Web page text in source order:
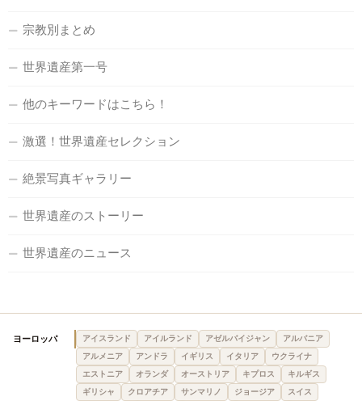
宗教別まとめ
世界遺産第一号
他のキーワードはこちら！
激選！世界遺産セレクション
絶景写真ギャラリー
世界遺産のストーリー
世界遺産のニュース
ヨーロッパ アイスランド アイルランド アゼルバイジャン
アルバニア
アルメニア
アンドラ イギリス イタリア
ウクライナ
エストニア
オランダ オーストリア キプロス
キルギス
ギリシャ
クロアチア サンマリノ ジョージア
スイス